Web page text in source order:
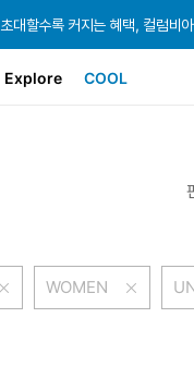
초대할수록 커지는 혜택, 컬럼비
초대할수록 커지는 혜택, 컬럼비
초대할수록 커지는 혜택, 컬럼비
Explore COOL
WOMEN